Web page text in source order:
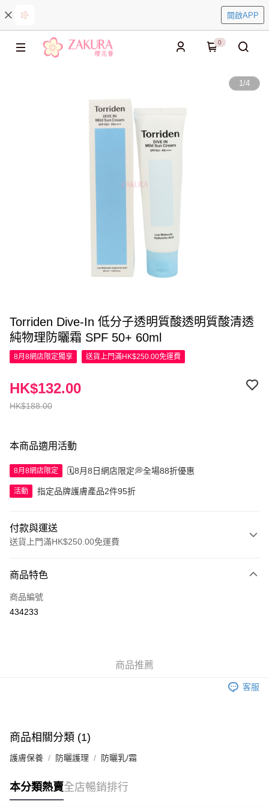
開啟APP
0
1/4
Torriden Dive-In 低分子透明質酸透明質酸清透
純物理防曬霜 SPF 50+ 60ml
8月8網店限定獨享 送貨上門滿HK$250.00免運費
HK$188.00
HK$132.00
本商品適用活動
8月8網店限定 🗓️8月8日網店限定💭全場88折優惠
活動 指定品牌護膚產品2件95折
付款與運送
送貨上門滿HK$250.00免運費
信用卡
Apple Pay
付款後門市自取，訂單確認後2-4個工作天到店，7天內取。逾期後
商品特色
商品編號
434233
商品推薦
客服
商品相關分類 (1)
護膚保養 防曬護理 防曬乳/霜
本分類熱賣全店暢銷排行